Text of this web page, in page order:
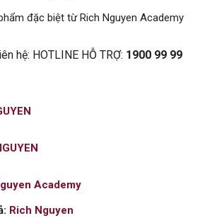
đặc biệt từ Rich Nguyen Academy
hệ: HOTLINE HỖ TRỢ: 1900 99 99
Academy
Rich Nguyen